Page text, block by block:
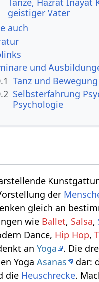
Tänze, Hazrat Inayat
geistiger Vater
auch
und
Tanz und Bewegung
Selbsterfahrung
Psychologie
der
gleich an
wie Ballet, Salsa,
Dance, Hip Hop,
anYoga
. Die
YogaAsanas dar:
die Heuschrecke.